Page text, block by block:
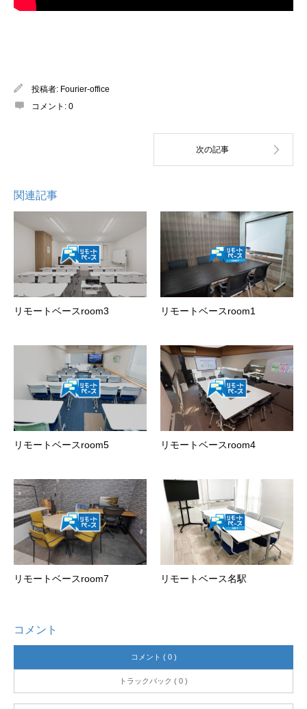
投稿者: Fourier-office
コメント: 0
関連記事
リモートベースroom3 リモートベースroom1
リモートベースroom5 リモートベースroom4
リモートベースroom7 リモートベース名駅
コメント
コメント ( 0 )
トラックバック ( 0 )